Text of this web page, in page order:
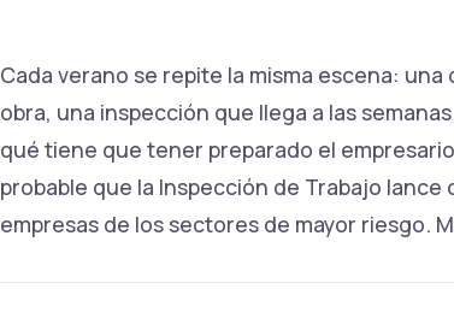
Cada verano se repite la misma escena:
obra, una inspección que llega a las
qué tiene que tener preparado el
probable que la Inspección de Trabajo
empresas de los sectores de mayor riesgo.